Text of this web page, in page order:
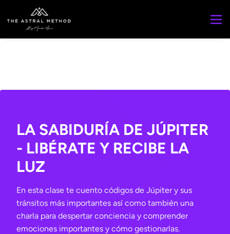
LA SABIDURÍA DE JÚPITER
- LIBÉRATE Y RECIBE LA
LUZ
En esta clase te cuento códigos de Júpiter y sus
tránsitos más importantes así como también una
charla para despertar conciencia y comprender
emociones importantes y cómo gestionarlas.